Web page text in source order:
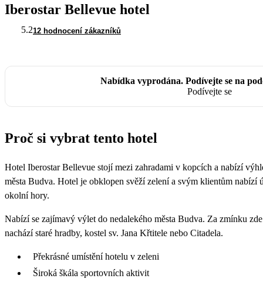
Iberostar Bellevue hotel
5.212 hodnocení zákazníků
Nabídka vyprodána. Podívejte se na
Podívejte se
Proč si vybrat tento hotel
Hotel Iberostar Bellevue stojí mezi zahradami v kopcích a nabízí
města Budva. Hotel je obklopen svěží zelení a svým klientům nabízí
okolní hory.
Nabízí se zajímavý výlet do nedalekého města Budva. Za zmínku zde
nachází staré hradby, kostel sv. Jana Křtitele nebo Citadela.
Překrásné umístění hotelu v zeleni
Široká škála sportovních aktivit